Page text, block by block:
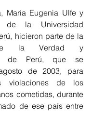
María Eugenia Ulfe y
de la Universidad
hicieron parte de la
la Verdad y
de Perú, que se
de 2003, para
violaciones de los
cometidas, durante
de ese país entre